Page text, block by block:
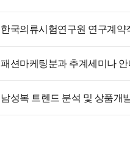
한국의류시험연구원 연구계약
패션마케팅분과 추계세미나 안
남성복 트렌드 분석 및 상품개